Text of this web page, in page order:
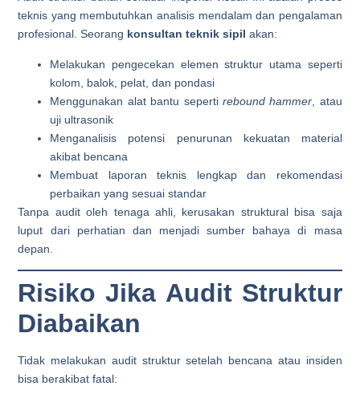
teknis yang membutuhkan analisis mendalam dan pengalaman
profesional. Seorang konsultan teknik sipil akan:
Melakukan pengecekan elemen struktur utama seperti
kolom, balok, pelat, dan pondasi
Menggunakan alat bantu seperti rebound hammer , atau
uji ultrasonik
Menganalisis potensi penurunan kekuatan material
akibat bencana
Membuat laporan teknis lengkap dan rekomendasi
perbaikan yang sesuai standar
Tanpa audit oleh tenaga ahli, kerusakan struktural bisa saja
luput dari perhatian dan menjadi sumber bahaya di masa
depan.
Risiko Jika Audit Struktur
Diabaikan
Tidak melakukan audit struktur setelah bencana atau insiden
bisa berakibat fatal: